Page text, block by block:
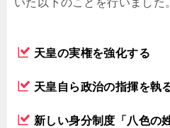
いた以下のことを行いました
天皇の実権を強化する
天皇自ら政治の指揮を執
新しい身分制度「八色の